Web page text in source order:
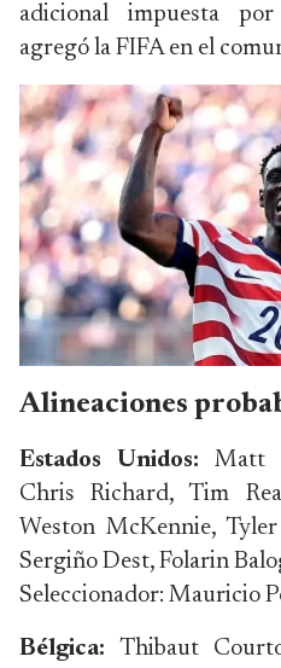
adicional impuesta
agregó la FIFA en el
Alineaciones
Estados Unidos:Matt
Chris Richard, Tim
Weston McKennie,
Sergiño Dest, Folarin
Seleccionador: Mauricio
Bélgica: Thibaut